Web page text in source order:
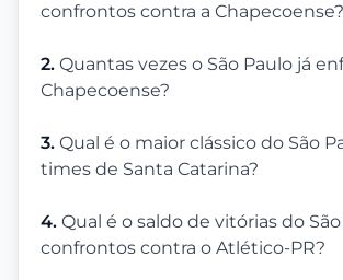
confrontos contra a Chapecoense?
2. Quantas vezes o São Paulo já
Chapecoense?
3. Qual é o maior clássico do São
times de Santa Catarina?
4. Qual é o saldo de vitórias do
confrontos contra o Atlético-PR?